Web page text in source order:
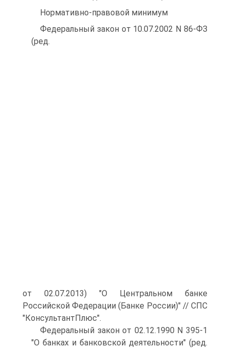
Нормативно-правовой минимум
Федеральный закон от 10.07.2002 N 86-ФЗ
(ред.
от 02.07.2013) "О Центральном банке
Российской Федерации (Банке России)" // СПС
"КонсультантПлюс".
Федеральный закон от 02.12.1990 N 395-1
"О банках и банковской деятельности" (ред.